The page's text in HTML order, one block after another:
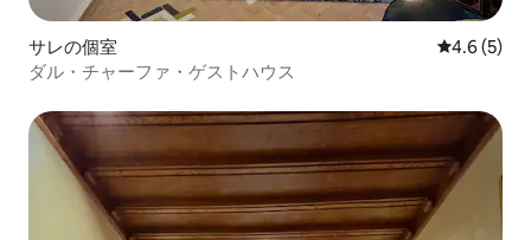
サレの個室 レビュー5
4.6 (5)
ダル・チャーファ・ゲストハウス